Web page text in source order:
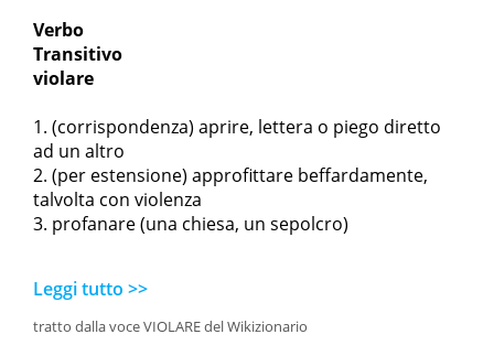
Verbo
Transitivo
violare
(corrispondenza) aprire, lettera o piego diretto
ad un altro
(per estensione) approfittare beffardamente,
talvolta con violenza
profanare (una chiesa, un sepolcro)
Leggi tutto >>
tratto dalla voce VIOLARE del Wikizionario